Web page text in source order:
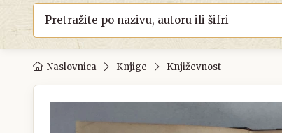
Naslovnica Knjige Književnost